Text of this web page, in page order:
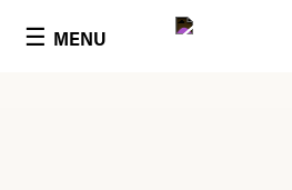
☰ MENU
Pannello di gestione dei cookies